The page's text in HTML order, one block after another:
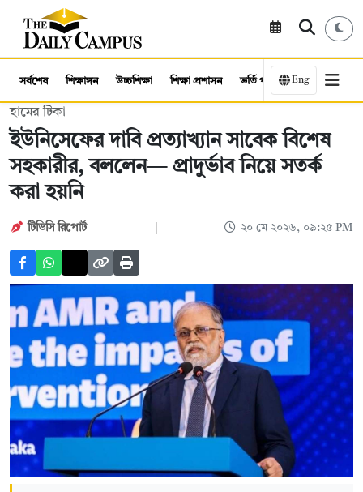
সর্বশেষ শিক্ষাঙ্গন উচ্চশিক্ষা শিক্ষা প্রশাসন ভর্তি পরীক্ষা কর্মসংস্থান
Eng
হামের টিকা
ইউনিসেফের দাবি প্রত্যাখ্যান সাবেক বিশেষ
সহকারীর, বললেন— প্রাদুর্ভাব নিয়ে সতর্ক
করা হয়নি
টিডিসি রিপোর্ট ২০ মে ২০২৬, ০৯:২৫ PM